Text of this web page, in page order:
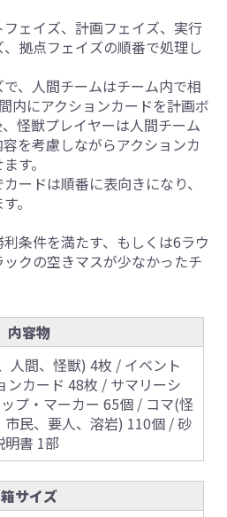
ェイズ、計画フェイズ、実行
拠点フェイズの順番で処理し
、人間チームはチーム内で相
内にアクションカードを計画ボ
怪獣プレイヤーは人間チーム
を考慮しながらアクションカ
す。
ードは順番に表向きになり、
。
条件を満たす、もしくは6ラウ
クの空きマスが少なかったチ
内容物
人間、怪獣) 4枚 / イベント
ンカード 48枚 / サマリーシ
プ・マーカー 65個 / コマ(怪
民、要人、溶岩) 110個 / 砂
書 1部
箱サイズ